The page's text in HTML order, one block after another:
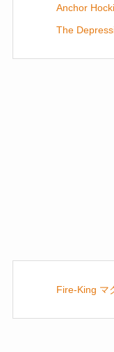
Anchor
The
Fire-King マ